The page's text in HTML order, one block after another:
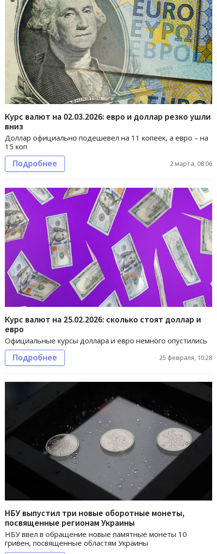
Курс валют на 02.03.2026: евро и доллар резко ушли
вниз
Доллар официально подешевел на 11 копеек, а евро – на
15 коп
Подробнее 2 марта, 08:06
Курс валют на 25.02.2026: сколько стоят доллар и
евро
Официальные курсы доллара и евро немного опустились
Подробнее 25 февраля, 10:28
НБУ выпустил три новые оборотные монеты,
посвященные регионам Украины
НБУ ввел в обращение новые памятные монеты 10
гривен, посвященные областям Украины